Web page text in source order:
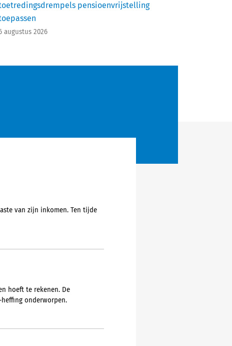
pensioenvrijstelling
augustus 2026
van zijn inkomen. Ten tijde
hoeft te rekenen. De
onderworpen.